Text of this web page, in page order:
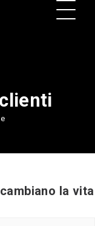
la vita